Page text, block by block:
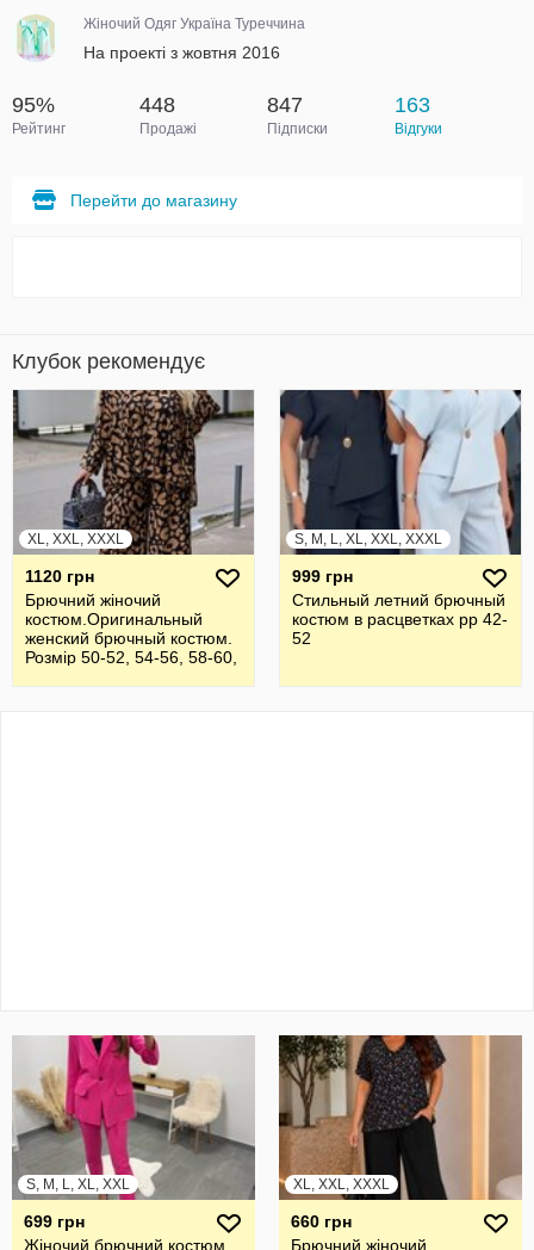
Жіночий Одяг Україна Туреччина
На проекті з жовтня 2016
95%
Рейтинг
448
Продажі
847
Підписки
163
Відгуки
Перейти до магазину
Клубок рекомендує
XL, XXL, XXXL
1120 грн
Брючний жiночий
костюм.Оригинальный
женский брючный костюм.
Розмір 50-52, 54-56, 58-60,
S, M, L, XL, XXL, XXXL
999 грн
Стильный летний брючный
костюм в расцветках рр 42-
52
S, M, L, XL, XXL
699 грн
Жіночий брючний костюм
XL, XXL, XXXL
660 грн
Брючний жiночий